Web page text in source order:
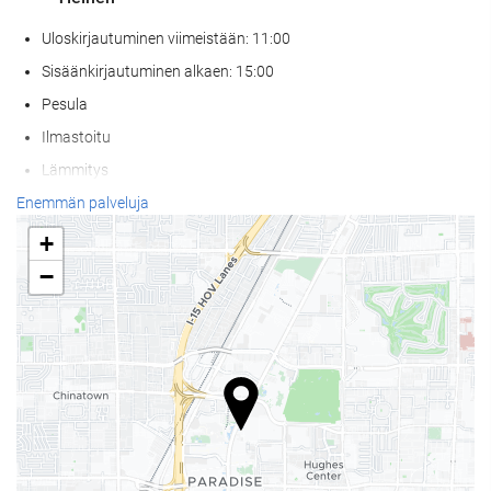
Uloskirjautuminen viimeistään: 11:00
Sisäänkirjautuminen alkaen: 15:00
Pesula
Ilmastoitu
Lämmitys
Hissi
Pääsy liikuntarajoitteisille asiakkaille
Huoneissa tupakointi kielletty
Tupakointialue
Allergiahuoneita
Ei lemmikkejä
Wellness
Aurinkotuolit
Enemmän palveluja
+
−